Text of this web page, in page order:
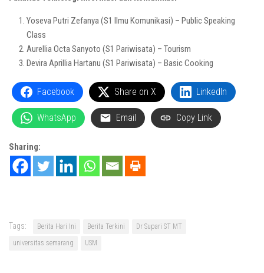
Yoseva Putri Zefanya (S1 Ilmu Komunikasi) – Public Speaking
Class
Aurellia Octa Sanyoto (S1 Pariwisata) – Tourism
Devira Aprillia Hartanu (S1 Pariwisata) – Basic Cooking
Facebook Share on X LinkedIn
WhatsApp Email Copy Link
Sharing:
Tags: Berita Hari Ini Berita Terkini
Dr Supari ST MT
universitas semarang
USM